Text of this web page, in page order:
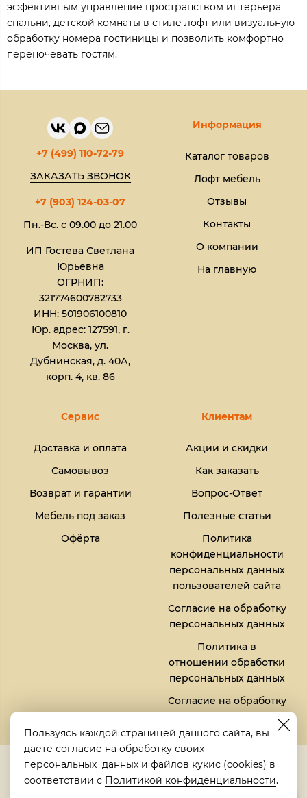
эффективным управление пространством интерьера
спальни, детской комнаты в стиле лофт или визуальную
обработку номера гостиницы и позволить комфортно
переночевать гостям.
+7 (499) 110-72-79
ЗАКАЗАТЬ ЗВОНОК
+7 (903) 124-03-07
Пн.-Вс. с 09.00 до 21.00
ИП Гостева Светлана
Юрьевна​
ОГРНИП:
321774600782733
ИНН: 501906100810
Юр. адрес: 127591, г.
Москва, ул.
Дубнинская, д. 40А,
корп. 4, кв. 86
Информация
Каталог товаров
Лофт мебель
Отзывы
Контакты
О компании
На главную
Сервис
Доставка и оплата
Самовывоз
Возврат и гарантии
Мебель под заказ
Офёрта
Клиентам
Акции и скидки
Как заказать
Вопрос-Ответ
Полезные статьи
Политика
конфиденциальности
персональных данных
пользователей сайта
Согласие на обработку
персональных данных
Политика в
отношении обработки
персональных данных
Согласие на обработку
файлов кукис (cookies)
5,0
Рейтинг в Яндексе
Пользуясь каждой страницей данного сайта, вы
даете согласие на обработку своих
персональных данных и файлов кукис (cookies) в
соответствии с Политикой конфиденциальности.